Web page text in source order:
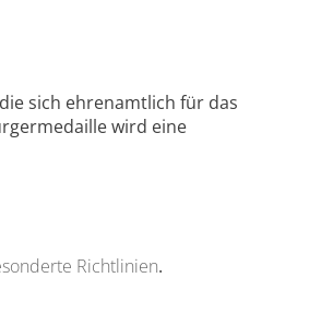
sich ehrenamtlich für das
wird eine
Richtlinien.